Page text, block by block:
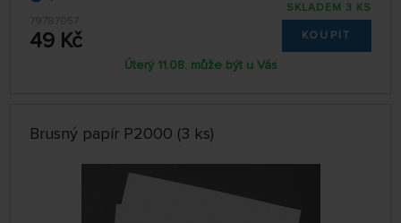
79787057
49 Kč
SKLADEM 3 KS
KOUPIT
Úterý 11.08. může být u Vás
Brusný papír P2000 (3 ks)